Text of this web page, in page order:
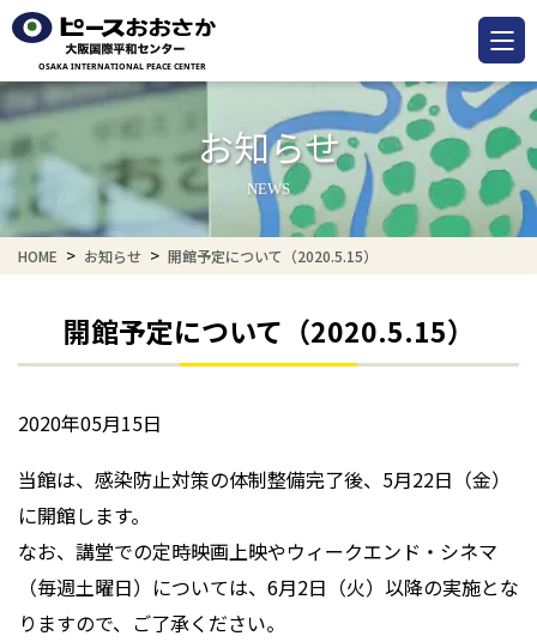
お知らせ
NEWS
HOME お知らせ 開館予定について（2020.5.15）
開館予定について（2020.5.15）
2020年05月15日
当館は、感染防止対策の体制整備完了後、5月22日（金）
に開館します。
なお、講堂での定時映画上映やウィークエンド・シネマ
（毎週土曜日）については、6月2日（火）以降の実施とな
りますので、ご了承ください。